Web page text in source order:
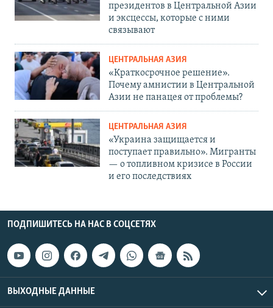
президентов в Центральной Азии
и эксцессы, которые с ними
связывают
ЦЕНТРАЛЬНАЯ АЗИЯ
«Краткосрочное решение».
Почему амнистии в Центральной
Азии не панацея от проблемы?
ЦЕНТРАЛЬНАЯ АЗИЯ
«Украина защищается и
поступает правильно». Мигранты
— о топливном кризисе в России
и его последствиях
ПОДПИШИТЕСЬ НА НАС В СОЦСЕТЯХ
ВЫХОДНЫЕ ДАННЫЕ